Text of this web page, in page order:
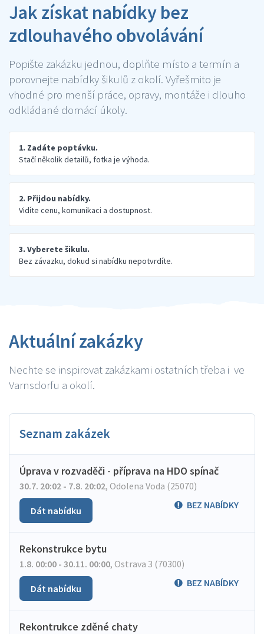
Jak získat nabídky bez
zdlouhavého obvolávání
Popište zakázku jednou, doplňte místo a termín a
porovnejte nabídky šikulů z okolí. Vyřešmito je
vhodné pro menší práce, opravy, montáže i dlouho
odkládané domácí úkoly.
1. Zadáte poptávku.
Stačí několik detailů, fotka je výhoda.
2. Přijdou nabídky.
Vidíte cenu, komunikaci a dostupnost.
3. Vyberete šikulu.
Bez závazku, dokud si nabídku nepotvrdíte.
Aktuální zakázky
Nechte se inspirovat zakázkami ostatních třeba i ve
Varnsdorfu a okolí.
Seznam zakázek
Úprava v rozvaděči - příprava na HDO spínač
30.7. 20:02 - 7.8. 20:02, Odolena Voda (25070)
BEZ NABÍDKY
Dát nabídku
Rekonstrukce bytu
1.8. 00:00 - 30.11. 00:00, Ostrava 3 (70300)
BEZ NABÍDKY
Dát nabídku
Rekontrukce zděné chaty